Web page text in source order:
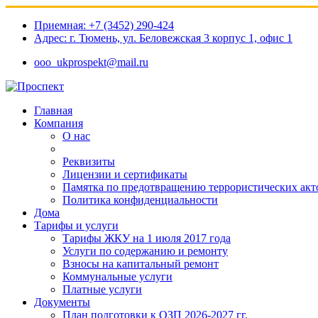
Приемная: +7 (3452) 290-424
Адрес: г. Тюмень, ул. Беловежская 3 корпус 1, офис 1​
ooo_ukprospekt@mail.ru
Главная
Компания
О нас
Реквизиты
Лицензии и сертификаты
Памятка по предотвращению террористических
Политика конфиденциальности
Дома
Тарифы и услуги
Тарифы ЖКУ на 1 июля 2017 года
Услуги по содержанию и ремонту
Взносы на капитальный ремонт
Коммунальные услуги
Платные услуги
Документы
План подготовки к ОЗП 2026-2027 гг.